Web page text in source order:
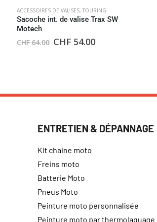
ACCESSOIRES DE VALISES, TOURING
Sacoche int. de valise Trax SW
Motech
CHF64.00 CHF 54.00
ENTRETIEN & DÉPANNAGE
Kit chaine moto
Freins moto
Batterie Moto
Pneus Moto
Peinture moto personnalisée
Peinture moto par thermolaquage